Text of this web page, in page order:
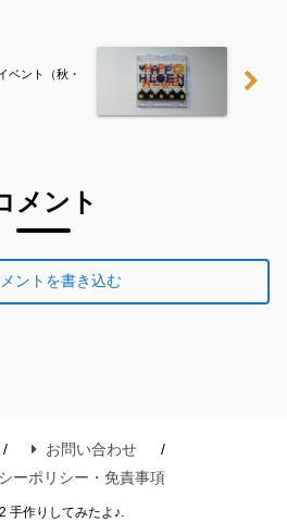
ベント（秋・
メント
ントを書き込む
お問い合わせ
ーポリシー・免責事項
手作りしてみたよ♪.